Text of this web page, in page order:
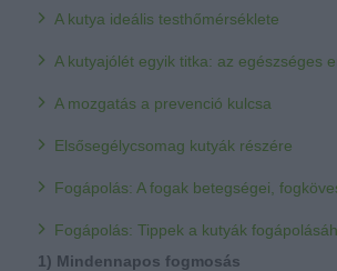
A kutya ideális testhőmérséklete
A kutyajólét egyik titka: az egészséges
A mozgatás a prevenció kulcsa
Elsősegélycsomag kutyák részére
Fogápolás: A fogak betegségei,
Fogápolás: Tippek a kutyák
1) Mindennapos fogmosás